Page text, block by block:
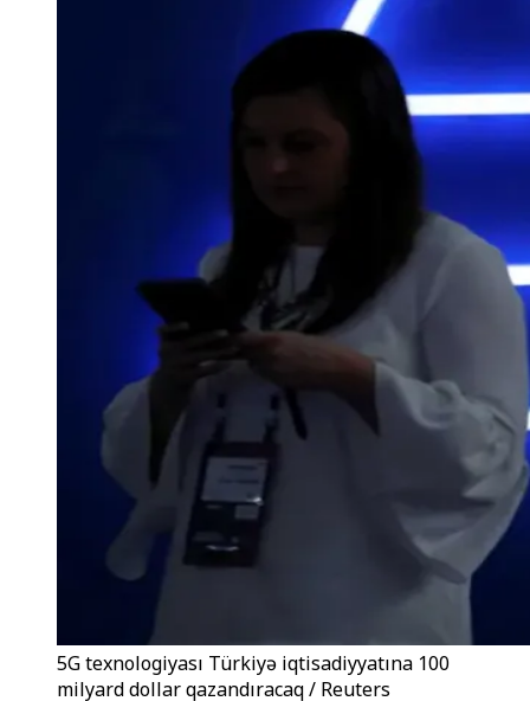
5G texnologiyası Türkiyə iqtisadiyyatına 100
milyard dollar qazandıracaq / Reuters